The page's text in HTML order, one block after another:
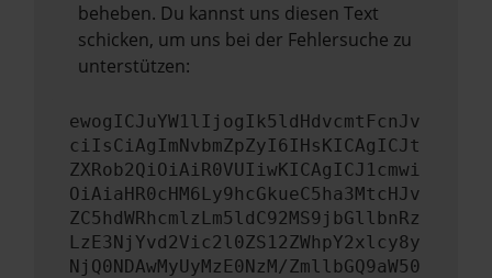
beheben. Du kannst uns diesen Text
schicken, um uns bei der Fehlersuche zu
unterstützen:
ewogICJuYW1lIjogIk5ldHdvcmtFcnJv
ciIsCiAgImNvbmZpZyI6IHsKICAgICJt
ZXRob2QiOiAiR0VUIiwKICAgICJ1cmwi
OiAiaHR0cHM6Ly9hcGkueC5ha3MtcHJv
ZC5hdWRhcmlzLm5ldC92MS9jbGllbnRz
LzE3NjYvd2Vic2l0ZS12ZWhpY2xlcy8y
NjQ0NDAwMyUyMzE0NzM/ZmllbGQ9aW50